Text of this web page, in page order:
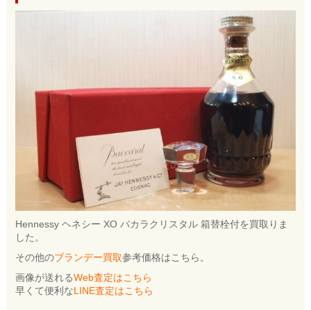
Hennessy ヘネシー XO バカラクリスタル 箱替栓付を買取りま
した。
その他のブランデー買取参考価格はこちら。
画像が送れるWeb査定はこちら
早くて便利なLINE査定はこちら